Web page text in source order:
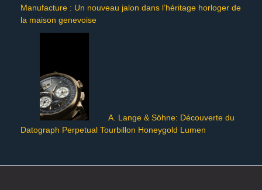
Manufacture : Un nouveau jalon dans l’héritage horloger de
la maison genevoise
A. Lange & Söhne: Découverte du
Datograph Perpetual Tourbillon Honeygold Lumen